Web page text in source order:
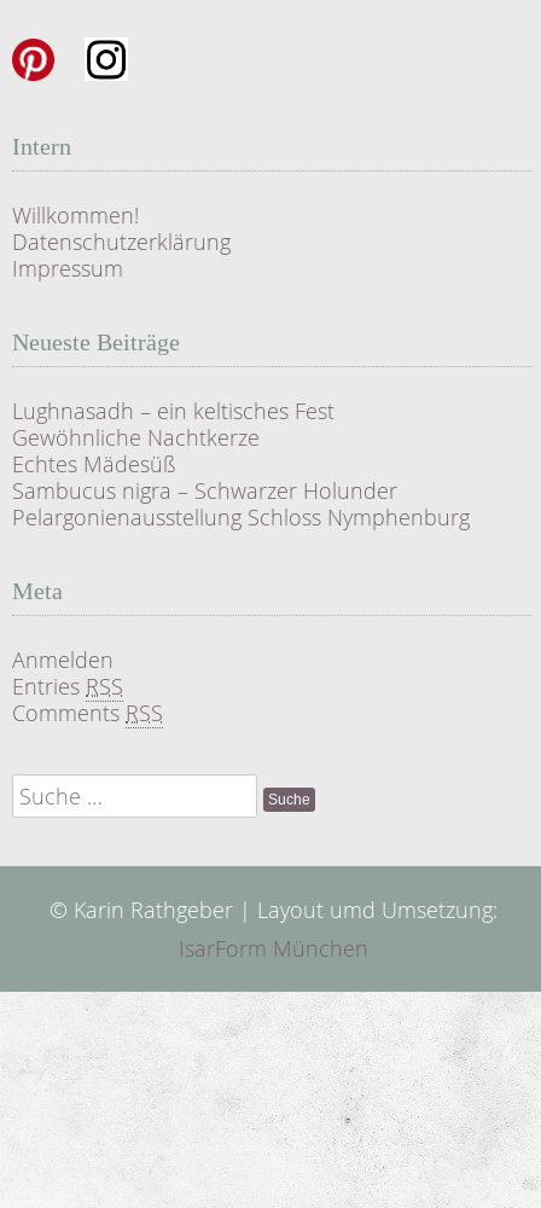
Intern
Willkommen!
Datenschutzerklärung
Impressum
Neueste Beiträge
Lughnasadh – ein keltisches Fest
Gewöhnliche Nachtkerze
Echtes Mädesüß
Sambucus nigra – Schwarzer Holunder
Pelargonienausstellung Schloss Nymphenburg
Meta
Anmelden
Entries RSS
Comments RSS
Suche
nach:
© Karin Rathgeber | Layout umd Umsetzung:
IsarForm München